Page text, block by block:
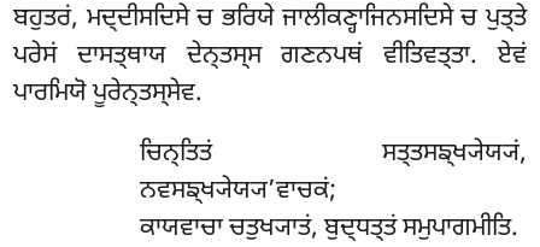
ਬਹੁਤਰਂ, ਮਦ੍ਦੀਸਦਿਸੇ ਚ ਭਰਿਯੇ ਜਾਲੀਕਣ੍ਹਾਜਿਨਸਦਿਸੇ ਚ ਪੁਤ੍ਤੇ
ਪਰੇਸਂ ਦਾਸਤ੍ਥਾਯ ਦੇਨ੍ਤਸ੍ਸ ਗਣਨਪਥਂ ਵੀਤਿਵਤ੍ਤਾ. ਏਵਂ
ਪਾਰਮਿਯੋ ਪੂਰੇਨ੍ਤਸ੍ਸੇਵ.
ਚਿਨ੍ਤਿਤਂ ਸਤ੍ਤਸਙ੍ਖ੍ਯੇਯ੍ਯਂ,
ਨਵਸਙ੍ਖ੍ਯੇਯ੍ਯ’ਵਾਚਕਂ;
ਕਾਯਵਾਚਾ ਚਤੁਖ੍ਯਾਤਂ, ਬੁਦ੍ਧਤ੍ਤਂ ਸਮੁਪਾਗਮੀਤਿ.